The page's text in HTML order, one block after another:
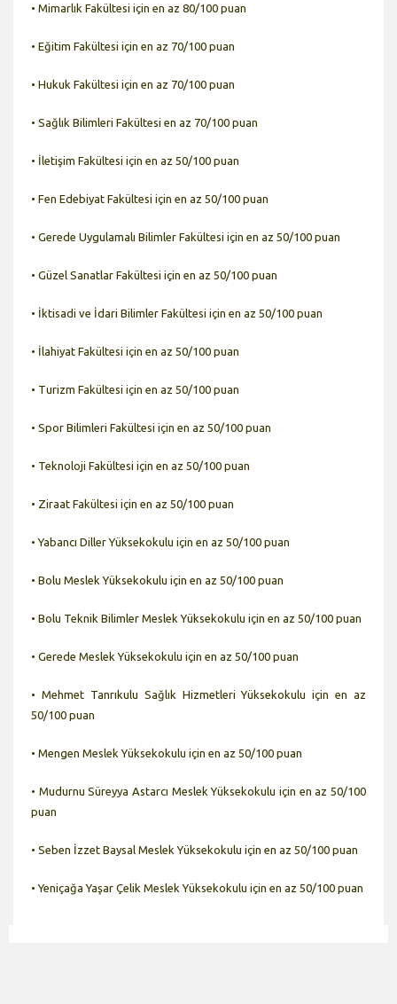
• Mimarlık Fakültesi için en az 80/100 puan
• Eğitim Fakültesi için en az 70/100 puan
• Hukuk Fakültesi için en az 70/100 puan
• Sağlık Bilimleri Fakültesi en az 70/100 puan
• İletişim Fakültesi için en az 50/100 puan
• Fen Edebiyat Fakültesi için en az 50/100 puan
• Gerede Uygulamalı Bilimler Fakültesi için en az 50/100 puan
• Güzel Sanatlar Fakültesi için en az 50/100 puan
• İktisadi ve İdari Bilimler Fakültesi için en az 50/100 puan
• İlahiyat Fakültesi için en az 50/100 puan
• Turizm Fakültesi için en az 50/100 puan
• Spor Bilimleri Fakültesi için en az 50/100 puan
• Teknoloji Fakültesi için en az 50/100 puan
• Ziraat Fakültesi için en az 50/100 puan
• Yabancı Diller Yüksekokulu için en az 50/100 puan
• Bolu Meslek Yüksekokulu için en az 50/100 puan
• Bolu Teknik Bilimler Meslek Yüksekokulu için en az 50/100 puan
• Gerede Meslek Yüksekokulu için en az 50/100 puan
• Mehmet Tanrıkulu Sağlık Hizmetleri Yüksekokulu için en az
50/100 puan
• Mengen Meslek Yüksekokulu için en az 50/100 puan
• Mudurnu Süreyya Astarcı Meslek Yüksekokulu için en az 50/100
puan
• Seben İzzet Baysal Meslek Yüksekokulu için en az 50/100 puan
• Yeniçağa Yaşar Çelik Meslek Yüksekokulu için en az 50/100 puan